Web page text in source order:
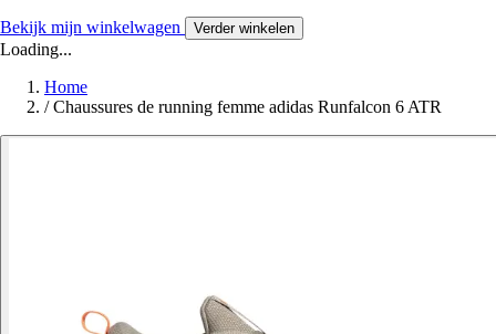
Bekijk mijn winkelwagen Verder winkelen
Loading...
Home
/ Chaussures de running femme adidas Runfalcon 6 ATR